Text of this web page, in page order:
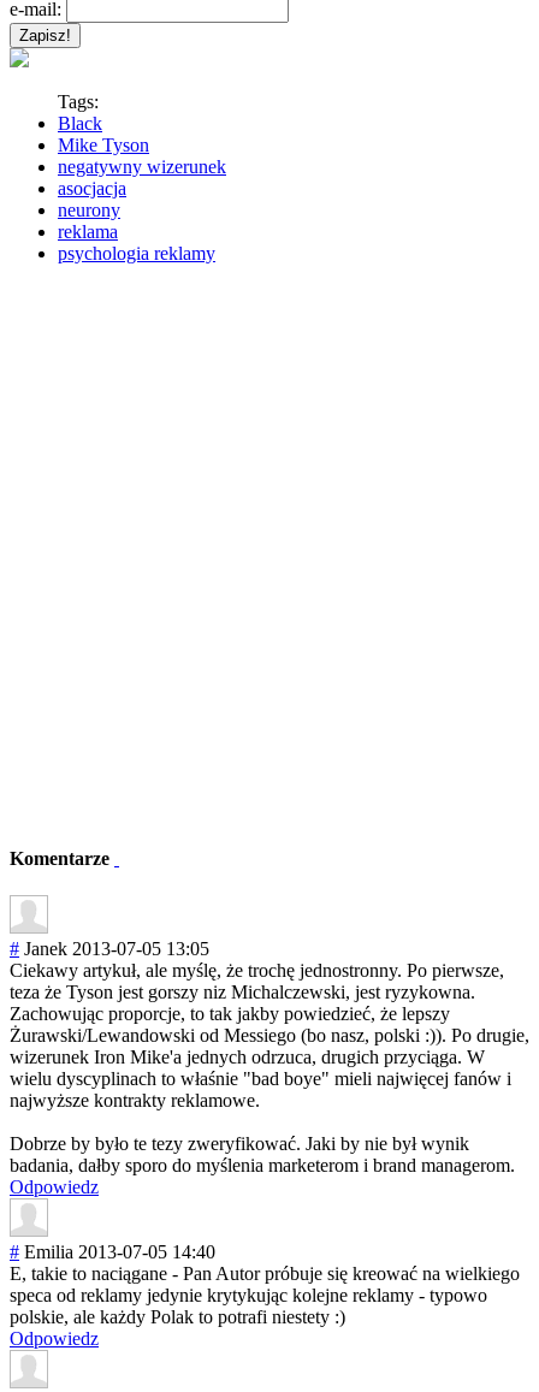
e-mail:
Tags:
Black
Mike Tyson
negatywny wizerunek
asocjacja
neurony
reklama
psychologia reklamy
Komentarze
# Janek 2013-07-05 13:05
Ciekawy artykuł, ale myślę, że trochę jednostronny. Po pierwsze,
teza że Tyson jest gorszy niz Michalczewski, jest ryzykowna.
Zachowując proporcje, to tak jakby powiedzieć, że lepszy
Żurawski/Lewandowski od Messiego (bo nasz, polski :)). Po drugie,
wizerunek Iron Mike'a jednych odrzuca, drugich przyciąga. W
wielu dyscyplinach to właśnie "bad boye" mieli najwięcej fanów i
najwyższe kontrakty reklamowe.
Dobrze by było te tezy zweryfikować. Jaki by nie był wynik
badania, dałby sporo do myślenia marketerom i brand managerom.
Odpowiedz
# Emilia 2013-07-05 14:40
E, takie to naciągane - Pan Autor próbuje się kreować na wielkiego
speca od reklamy jedynie krytykując kolejne reklamy - typowo
polskie, ale każdy Polak to potrafi niestety :)
Odpowiedz